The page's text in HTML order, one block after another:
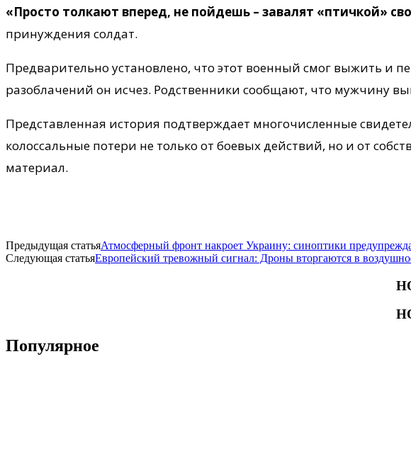
«Просто толкают вперед, не пойдешь – завалят «птичкой»
принуждения солдат.
Предварительно установлено, что этот военный смог выжить и
разоблачений он исчез. Родственники сообщают, что мужчину
Представленная история подтверждает многочисленные
колоссальные потери не только от боевых действий, но и от
материал.
Предыдущая статьяАтмосферный фронт накроет Украину: синоптики
Следующая статьяЕвропейский тревожный сигнал: Дроны вторгаются в
Популярное